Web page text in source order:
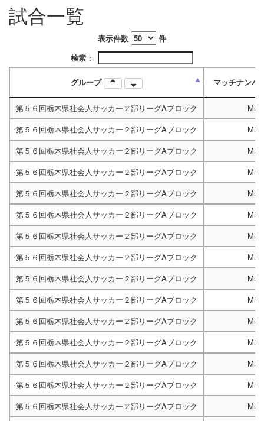
試合一覧
表示件数
件
検索：
グループ マッチナンバ
第５６回栃木県社会人サッカー２部リーグAブロック
第５６回栃木県社会人サッカー２部リーグAブロック
第５６回栃木県社会人サッカー２部リーグAブロック
第５６回栃木県社会人サッカー２部リーグAブロック
第５６回栃木県社会人サッカー２部リーグAブロック
第５６回栃木県社会人サッカー２部リーグAブロック
第５６回栃木県社会人サッカー２部リーグAブロック
第５６回栃木県社会人サッカー２部リーグAブロック
第５６回栃木県社会人サッカー２部リーグAブロック
第５６回栃木県社会人サッカー２部リーグAブロック
第５６回栃木県社会人サッカー２部リーグAブロック
第５６回栃木県社会人サッカー２部リーグAブロック
第５６回栃木県社会人サッカー２部リーグAブロック
第５６回栃木県社会人サッカー２部リーグAブロック
第５６回栃木県社会人サッカー２部リーグAブロック